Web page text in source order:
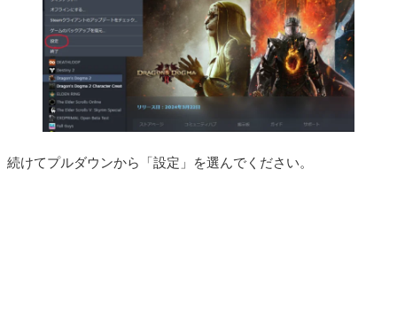
続けてプルダウンから「設定」を選んでください。